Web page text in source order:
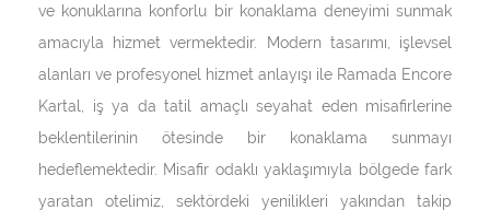
ve konuklarına konforlu bir konaklama deneyimi sunmak
amacıyla hizmet vermektedir. Modern tasarımı, işlevsel
alanları ve profesyonel hizmet anlayışı ile Ramada Encore
Kartal, iş ya da tatil amaçlı seyahat eden misafirlerine
beklentilerinin ötesinde bir konaklama sunmayı
hedeflemektedir. Misafir odaklı yaklaşımıyla bölgede fark
yaratan otelimiz, sektördeki yenilikleri yakından takip